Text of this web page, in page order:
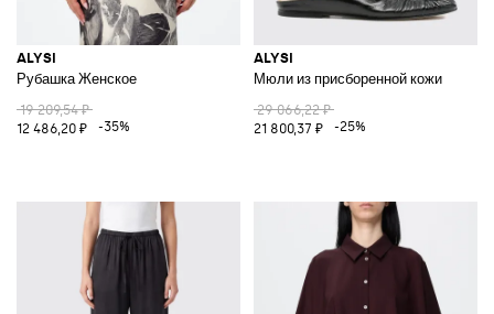
ALYSI
Рубашка Женское
19 209,54 ₽
12 486,20 ₽
-35%
ALYSI
Мюли из присборенной кожи
29 066,22 ₽
21 800,37 ₽
-25%